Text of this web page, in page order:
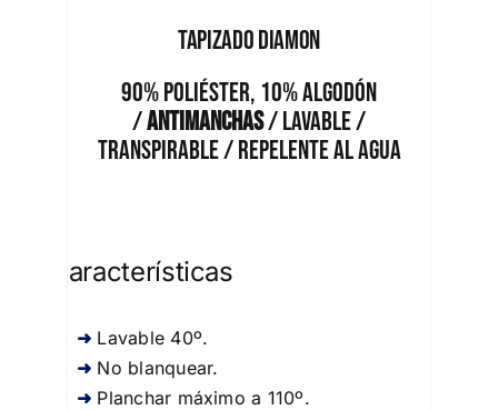
Tapizado Diamon
90% Poliéster, 10% Algodón
/Antimanchas/ Lavable /
Transpirable / Repelente al Agua
Características
Lavable 40º.
No blanquear.
Planchar máximo a 110º.